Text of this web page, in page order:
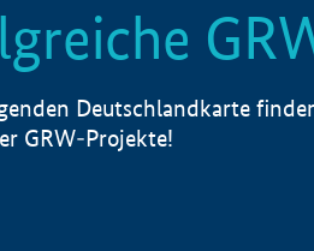
Deutschlandkarte
GRW-Projekte!